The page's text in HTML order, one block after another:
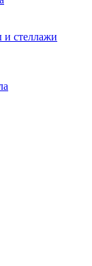
стеллажи